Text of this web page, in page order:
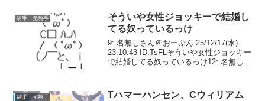
騎手・元騎手
そういや女性ジョッキーで結婚し
てる奴っているっけ
9: 名無しさん＠おーぷん 25/12/17(水)
23:10:43 ID:TsFLそういや女性ジョッキー
で結婚してる奴っているっけ12: 名無しさ
騎手・元騎手
Tハマーハンセン、Cウィリアム